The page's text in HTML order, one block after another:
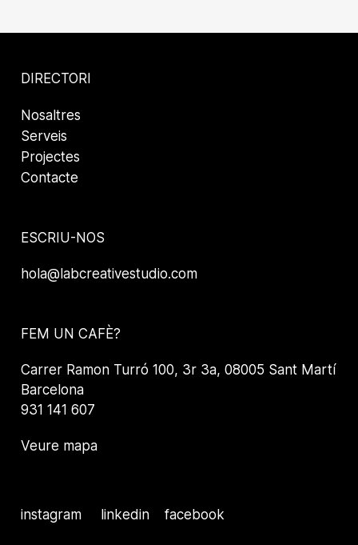
DIRECTORI
Nosaltres
Serveis
Projectes
Contacte
ESCRIU-NOS
hola@labcreativestudio.com
FEM UN CAFÈ?
Carrer Ramon Turró 100, 3r 3a, 08005 Sant Martí
Barcelona
931 141 607
Veure mapa
instagram linkedin facebook